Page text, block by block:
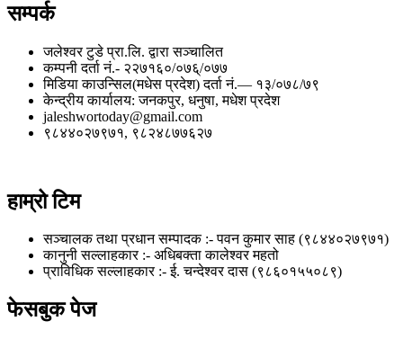
सम्पर्क
जलेश्वर टुडे प्रा.लि. द्वारा सञ्चालित
कम्पनी दर्ता नं.- २२७१६०/०७६्/०७७
मिडिया काउन्सिल(मधेस प्रदेश) दर्ता नं.— १३/०७८/७९
केन्द्रीय कार्यालय: जनकपुर, धनुषा, मधेश प्रदेश
jaleshwortoday@gmail.com
९८४४०२७९७१, ९८२४८७७६२७
हाम्रो टिम
सञ्चालक तथा प्रधान सम्पादक :- पवन कुमार साह (९८४४०२७९७१)
कानुनी सल्लाहकार :- अधिबक्ता कालेश्वर महतो
प्राविधिक सल्लाहकार :- ई. चन्देश्वर दास (९८६०१५५०८९)
फेसबुक पेज